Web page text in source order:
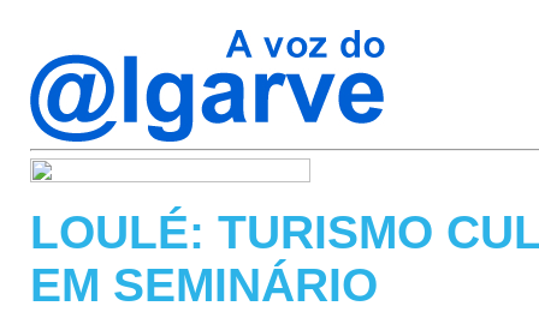
LOULÉ: TURISMO
EM SEMINÁRIO